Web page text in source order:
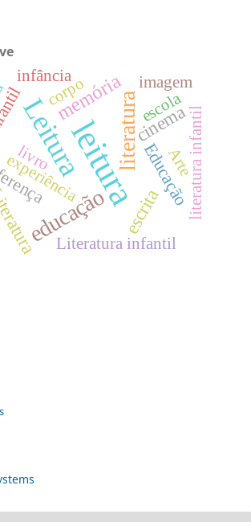
leitura
Leitura
educação
literatura
memóriacinema
escrita
Educação
corpo
infância
literatura infantil
escola
Literatura infantil
experiência Arte
imagem
livro